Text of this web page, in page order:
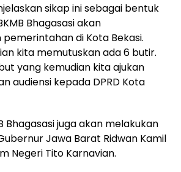
sikap ini sebagai bentuk
Bhagasasi akan
di Kota Bekasi.
kita memutuskan ada 6 butir.
yang kemudian kita ajukan
audiensi kepada DPRD Kota
Bhagasasi juga akan melakukan
Jawa Barat Ridwan Kamil
Negeri Tito Karnavian.